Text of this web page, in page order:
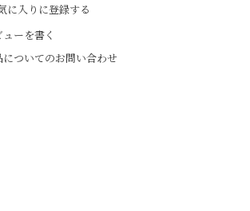
に入りに登録する
ューを書く
についてのお問い合わせ